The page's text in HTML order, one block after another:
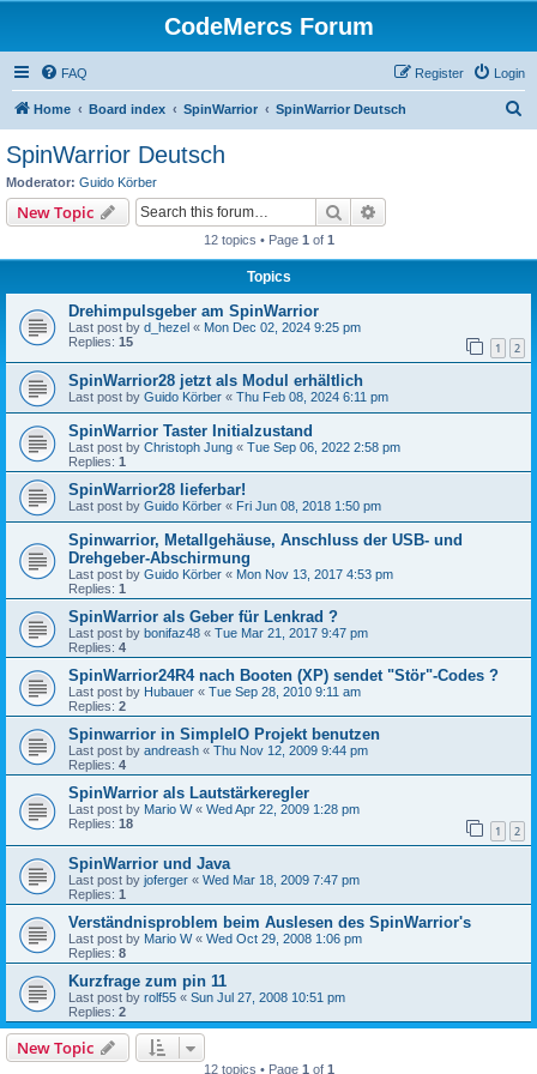
CodeMercs Forum
FAQ Login
Register
Home Board index SpinWarrior SpinWarrior Deutsch
SpinWarrior Deutsch
Moderator: Guido Körber
New Topic Search
12 topics • Page 1 of 1
Topics
Drehimpulsgeber am SpinWarrior
Last post by d_hezel « Mon Dec 02, 2024 9:25 pm
Replies: 15 1 2
SpinWarrior28 jetzt als Modul erhältlich
Last post by Guido Körber « Thu Feb 08, 2024 6:11 pm
SpinWarrior Taster Initialzustand
Last post by Christoph Jung « Tue Sep 06, 2022 2:58 pm
Replies: 1
SpinWarrior28 lieferbar!
Last post by Guido Körber « Fri Jun 08, 2018 1:50 pm
Spinwarrior, Metallgehäuse, Anschluss der USB- und
Drehgeber-Abschirmung
Last post by Guido Körber « Mon Nov 13, 2017 4:53 pm
Replies: 1
SpinWarrior als Geber für Lenkrad ?
Last post by bonifaz48 « Tue Mar 21, 2017 9:47 pm
Replies: 4
SpinWarrior24R4 nach Booten (XP) sendet "Stör"-Codes ?
Last post by Hubauer « Tue Sep 28, 2010 9:11 am
Replies: 2
Spinwarrior in SimpleIO Projekt benutzen
Last post by andreash « Thu Nov 12, 2009 9:44 pm
Replies: 4
SpinWarrior als Lautstärkeregler
Last post by Mario W« Wed Apr 22, 2009 1:28 pm
Replies: 18 1 2
SpinWarrior und Java
Last post by joferger « Wed Mar 18, 2009 7:47 pm
Replies: 1
Verständnisproblem beim Auslesen des SpinWarrior's
Last post by Mario W« Wed Oct 29, 2008 1:06 pm
Replies: 8
Kurzfrage zum pin 11
Last post by rolf55 « Sun Jul 27, 2008 10:51 pm
Replies: 2
New Topic
12 topics • Page 1 of 1